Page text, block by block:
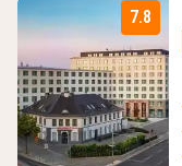
7.8